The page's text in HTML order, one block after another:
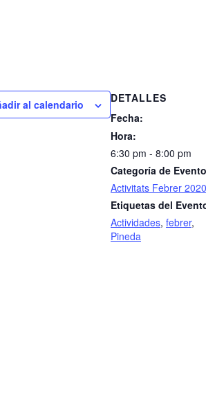
al calendario
DETALLES
Fecha:
Hora:
6:30 pm - 8:00 pm
Categoría de
Activitats Febrer 2020
Etiquetas del
Actividades, febrer,
Pineda